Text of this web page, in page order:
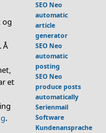
og
Å
et
.
SEO Neo
automatic
article
generator
SEO Neo
automatic
posting
SEO Neo
produce posts
automatically
Serienmail
Software
Kundenansprache